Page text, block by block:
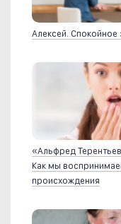
Алексей. Спокойное
«Альфред
Как мы
происхождения